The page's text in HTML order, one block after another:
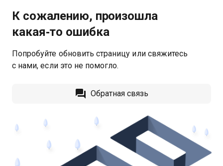
К сожалению, произошла
какая‑то ошибка
Попробуйте обновить страницу или свяжитесь
с нами, если это не помогло.
Обратная связь